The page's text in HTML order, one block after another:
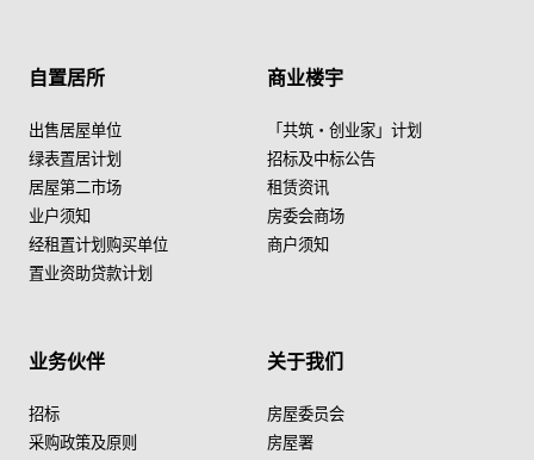
自置居所
出售居屋单位
绿表置居计划
居屋第二市场
业户须知
经租置计划购买单位
置业资助贷款计划
商业楼宇
「共筑・创业家」计划
招标及中标公告
租赁资讯
房委会商场
商户须知
业务伙伴
招标
采购政策及原则
关于我们
房屋委员会
房屋署